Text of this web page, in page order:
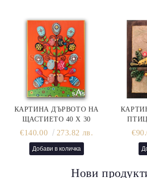
КАРТИНА ДЪРВОТО НА
ЩАСТИЕТО 40 Х 30
€140.00 273.82 лв.
Нови